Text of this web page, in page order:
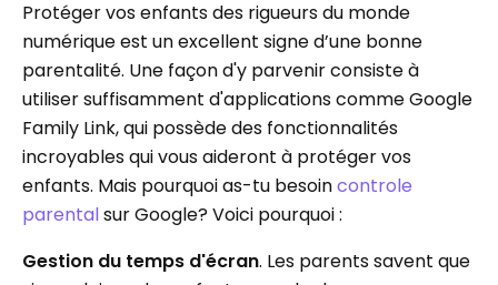
Protéger vos enfants des rigueurs du monde
numérique est un excellent signe d’une bonne
parentalité. Une façon d'y parvenir consiste à
utiliser suffisamment d'applications comme Google
Family Link, qui possède des fonctionnalités
incroyables qui vous aideront à protéger vos
enfants. Mais pourquoi as-tu besoincontrole
parentalsur Google? Voici pourquoi :
Gestion du temps d'écran. Les parents savent que